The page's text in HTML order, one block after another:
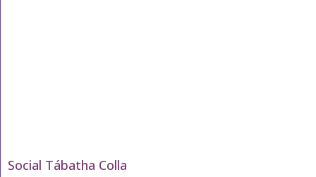
Social Tábatha Colla